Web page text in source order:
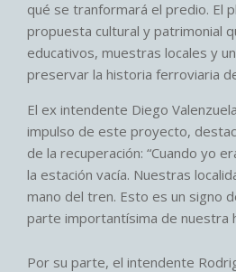
qué se tranformará el predio. El
propuesta cultural y patrimonial
educativos, muestras locales y
preservar la historia ferroviaria
El ex intendente Diego
impulso de este proyecto,
de la recuperación: “Cuando yo
la estación vacía. Nuestras
mano del tren. Esto es un signo
parte importantísima de nuestra
Por su parte, el intendente